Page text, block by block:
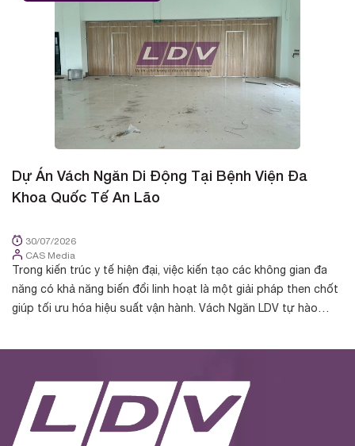
Dự Án Vách Ngăn Di Động Tại Bệnh Viện Đa
Khoa Quốc Tế An Lão
30/07/2026
CAS Media
Trong kiến trúc y tế hiện đại, việc kiến tạo các không gian đa
năng có khả năng biến đổi linh hoạt là một giải pháp then chốt
giúp tối ưu hóa hiệu suất vận hành. Vách Ngăn LDV tự hào